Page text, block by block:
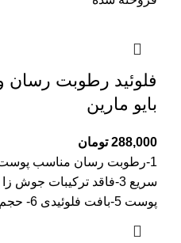
فلوئید رطوبت رسان
بایو مارین
288,000 تومان
پوست 5-بافت فلوئیدی 6- حجم 50 میل